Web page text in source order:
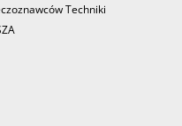
Techniki